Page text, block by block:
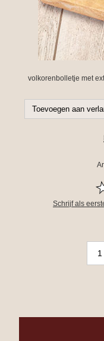
volkorenbolletje met
Schrijf als